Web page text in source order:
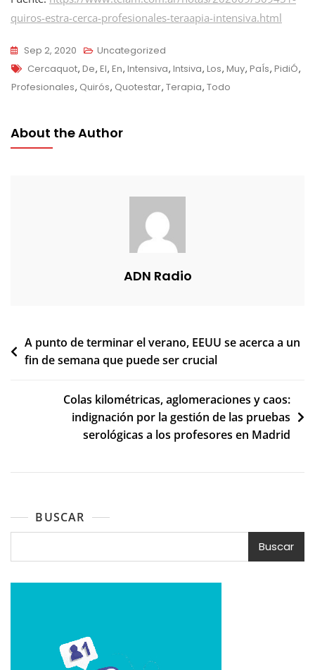
quiros-estra-cerca-profesionales-teraapia-intensiva.html
Sep 2, 2020
Uncategorized
Tags
Cercaquot, De, El, En, Intensiva, Intsiva, Los, Muy, PaÍs, PidiÓ,
Profesionales, Quirós, Quotestar, Terapia, Todo
About the Author
ADN Radio
Navegación
de
A punto de terminar el verano, EEUU se acerca a un
fin de semana que puede ser crucial
Colas kilométricas, aglomeraciones y caos:
indignación por la gestión de las pruebas
serológicas a los profesores en Madrid
BUSCAR
Buscar